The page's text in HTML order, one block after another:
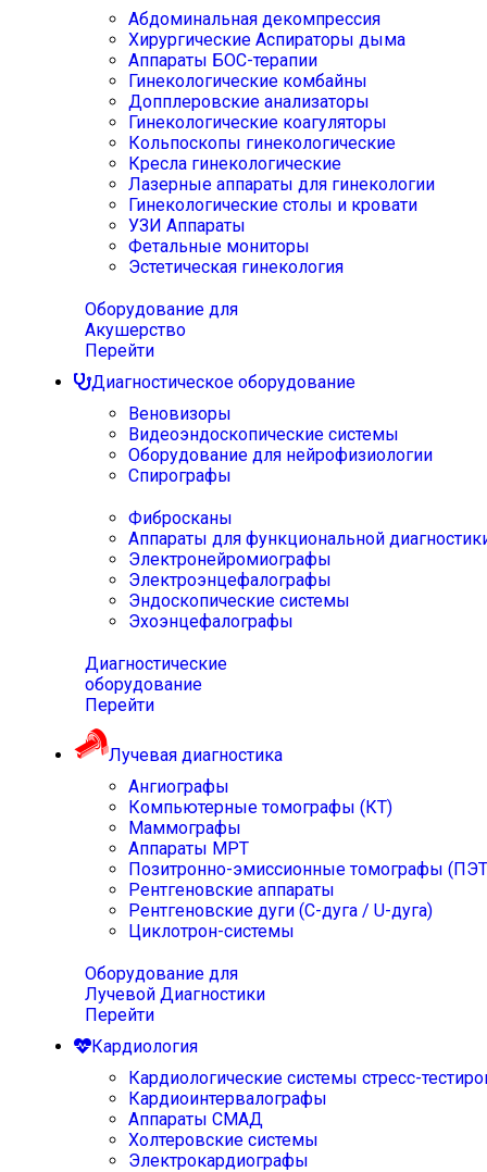
Абдоминальная декомпрессия
Хирургические Аспираторы дыма
Аппараты БОС-терапии
Гинекологические комбайны
Допплеровские анализаторы
Гинекологические коагуляторы
Кольпоскопы гинекологические
Кресла гинекологические
Лазерные аппараты для гинекологии
Гинекологические столы и кровати
УЗИ Аппараты
Фетальные мониторы
Эстетическая гинекология
Оборудование для
Акушерство
Перейти
Диагностическое оборудование
Веновизоры
Видеоэндоскопические системы
Оборудование для нейрофизиологии
Спирографы
Фибросканы
Аппараты для функциональной
Электронейромиографы
Электроэнцефалографы
Эндоскопические системы
Эхоэнцефалографы
Диагностические
оборудование
Перейти
Лучевая диагностика
Ангиографы
Компьютерные томографы (КТ)
Маммографы
Аппараты МРТ
Позитронно-эмиссионные томографы
Рентгеновские аппараты
Рентгеновские дуги (С-дуга / U-дуга)
Циклотрон-системы
Оборудование для
Лучевой Диагностики
Перейти
Кардиология
Кардиологические системы стресс-
Кардиоинтервалографы
Аппараты СМАД
Холтеровские системы
Электрокардиографы